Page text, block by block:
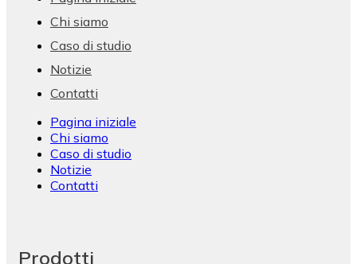
Chi siamo
Caso di studio
Notizie
Contatti
Pagina iniziale
Chi siamo
Caso di studio
Notizie
Contatti
Prodotti